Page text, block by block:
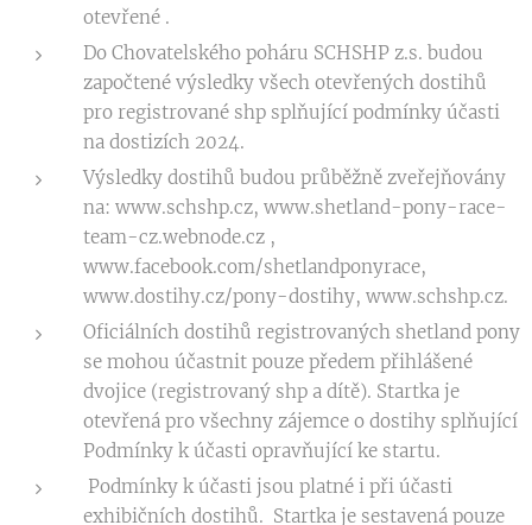
otevřené .
Do Chovatelského poháru SCHSHP z.s. budou
započtené výsledky všech otevřených dostihů
pro registrované shp splňující podmínky účasti
na dostizích 2024.
Výsledky dostihů budou průběžně zveřejňovány
na: www.schshp.cz, www.shetland-pony-race-
team-cz.webnode.cz ,
www.facebook.com/shetlandponyrace,
www.dostihy.cz/pony-dostihy, www.schshp.cz.
Oficiálních dostihů registrovaných shetland pony
se mohou účastnit pouze předem přihlášené
dvojice (registrovaný shp a dítě). Startka je
otevřená pro všechny zájemce o dostihy splňující
Podmínky k účasti opravňující ke startu.
Podmínky k účasti jsou platné i při účasti
exhibičních dostihů. Startka je sestavená pouze